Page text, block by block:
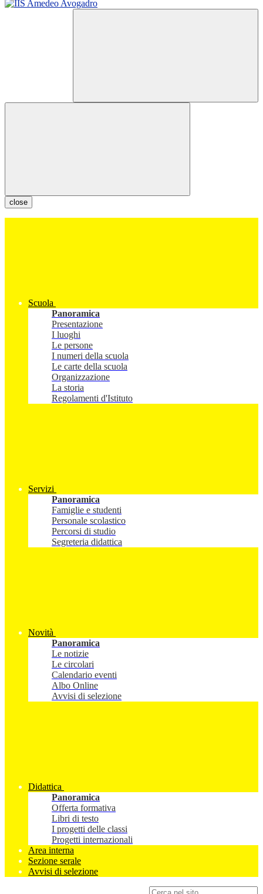
close
Scuola
Panoramica
Presentazione
I luoghi
Le persone
I numeri della scuola
Le carte della scuola
Organizzazione
La storia
Regolamenti d'Istituto
Servizi
Panoramica
Famiglie e studenti
Personale scolastico
Percorsi di studio
Segreteria didattica
Novità
Panoramica
Le notizie
Le circolari
Calendario eventi
Albo Online
Avvisi di selezione
Didattica
Panoramica
Offerta formativa
Libri di testo
I progetti delle classi
Progetti internazionali
Area interna
Sezione serale
Avvisi di selezione